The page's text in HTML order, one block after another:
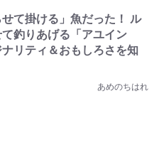
て掛ける」魚だった！ ル
釣りあげる「アユイン
リティ＆おもしろさを知
あめのちはれ